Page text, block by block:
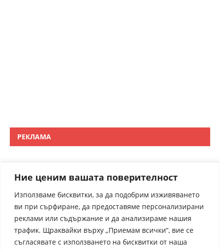
Ние ценим вашата поверителност
Използваме бисквитки, за да подобрим изживяването
ви при сърфиране, да предоставяме персонализирани
реклами или съдържание и да анализираме нашия
трафик. Щраквайки върху „Приемам всички“, вие се
съгласявате с използването на бисквитки от наша
РЕКЛАМА